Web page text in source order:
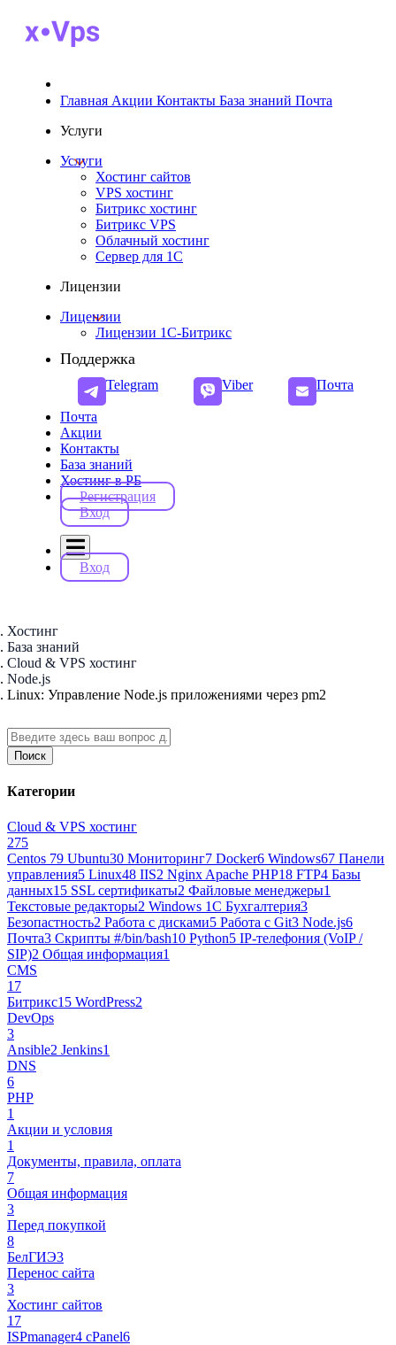
Главная Акции Контакты База знаний Почта
Услуги
Услуги
Хостинг сайтов
VPS хостинг
Битрикс хостинг
Битрикс VPS
Облачный хостинг
Cервер для 1С
Лицензии
Лицензии
Лицензии 1С-Битрикс
Поддержка
Telegram Viber Почта
Почта
Акции
Контакты
База знаний
Хостинг в РБ
Регистрация
Вход
Вход
Хостинг
База знаний
Cloud & VPS хостинг
Node.js
Linux: Управление Node.js приложениями через pm2
Поиск
Категории
Cloud & VPS хостинг
275
Centos 79 Ubuntu30 Мониторинг7 Docker6 Windows67 Панели
управления5 Linux48 IIS2 Nginx Apache PHP18 FTP4 Базы
данных15 SSL сертификаты2 Файловые менеджеры1
Текстовые редакторы2 Windows 1С Бухгалтерия3
Безопастность2 Работа с дисками5 Работа с Git3 Node.js6
Почта3 Cкрипты #/bin/bash10 Python5 IP-телефония (VoIP /
SIP)2 Общая информация1
CMS
17
Битрикс15 WordPress2
DevOps
3
Ansible2 Jenkins1
DNS
6
PHP
1
Акции и условия
1
Документы, правила, оплата
7
Общая информация
3
Перед покупкой
8
БелГИЭ3
Перенос сайта
3
Хостинг сайтов
17
ISPmanager4 cPanel6